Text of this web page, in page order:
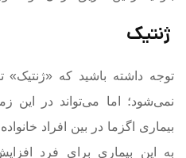
ژنتیک
توجه داشته باشید که
نمی‌شود؛ اما می‌تواند در این
بیماری اگزما در بین افراد
به این بیماری برای فرد